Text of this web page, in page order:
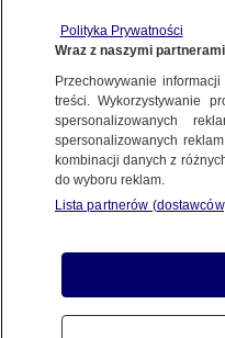
siekiery i motyki
2.04.2025, 16:29
Udostępnij
Polityka Prywatności
Wraz z naszymi
Przechowywanie
treści. Wykorzystywanie
spersonalizowanych
spersonalizowanych
kombinacji danych z
do wyboru reklam.
Lista partnerów